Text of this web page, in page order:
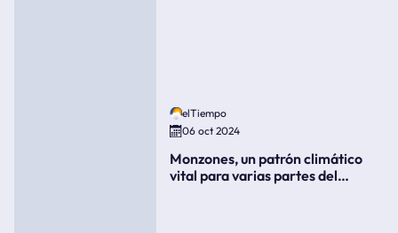
elTiempo
06 oct 2024
Monzones, un patrón climático
vital para varias partes del